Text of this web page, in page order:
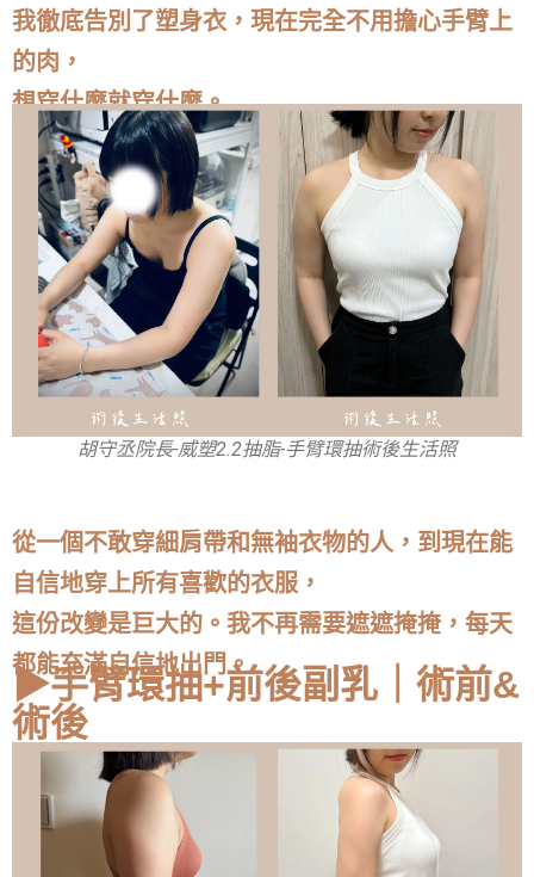
我徹底告別了塑身衣，現在完全不用擔心手臂上
的肉，
想穿什麼就穿什麼。
胡守丞院長-威塑2.2抽脂-手臂環抽術後生活照
從一個不敢穿細肩帶和無袖衣物的人，到現在能
自信地穿上所有喜歡的衣服，
這份改變是巨大的。我不再需要遮遮掩掩，每天
都能充滿自信地出門。
▶手臂環抽+前後副乳｜術前&
術後